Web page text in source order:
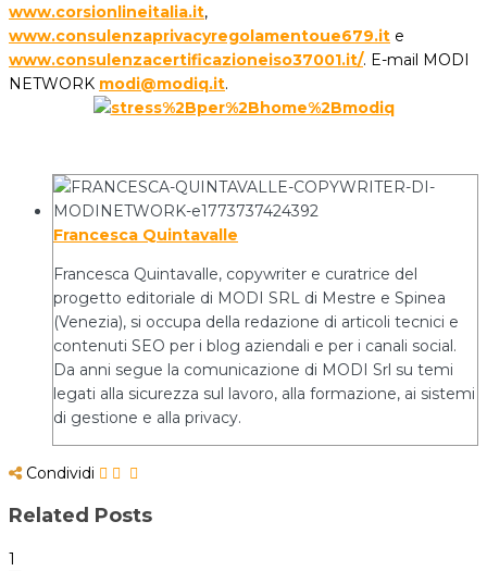
www.corsionlineitalia.it,
www.consulenzaprivacyregolamentoue679.it e
www.consulenzacertificazioneiso37001.it/. E-mail MODI
NETWORK modi@modiq.it.
Francesca Quintavalle
Francesca Quintavalle, copywriter e curatrice del
progetto editoriale di MODI SRL di Mestre e Spinea
(Venezia), si occupa della redazione di articoli tecnici e
contenuti SEO per i blog aziendali e per i canali social.
Da anni segue la comunicazione di MODI Srl su temi
legati alla sicurezza sul lavoro, alla formazione, ai sistemi
di gestione e alla privacy.
Condividi
Related Posts
1